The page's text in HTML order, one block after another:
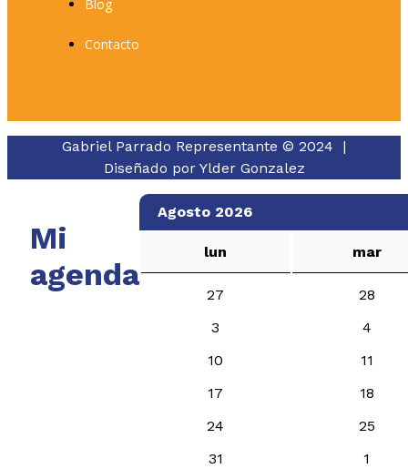
Blog
Contacto
Gabriel Parrado Representante © 2024 |
Diseñado por Ylder Gonzalez
Mi
agenda
Agosto 2026
lun mar
27
28
3
4
10
11
17
18
24
25
31
1